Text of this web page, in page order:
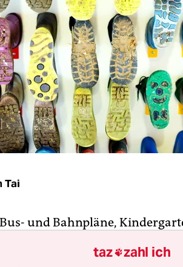
Tai
und Bahnpläne,
offener und
taz zahl ich